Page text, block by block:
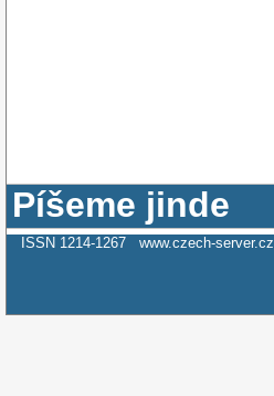
Píšeme jinde
ISSN 1214-1267 www.czech-server.cz